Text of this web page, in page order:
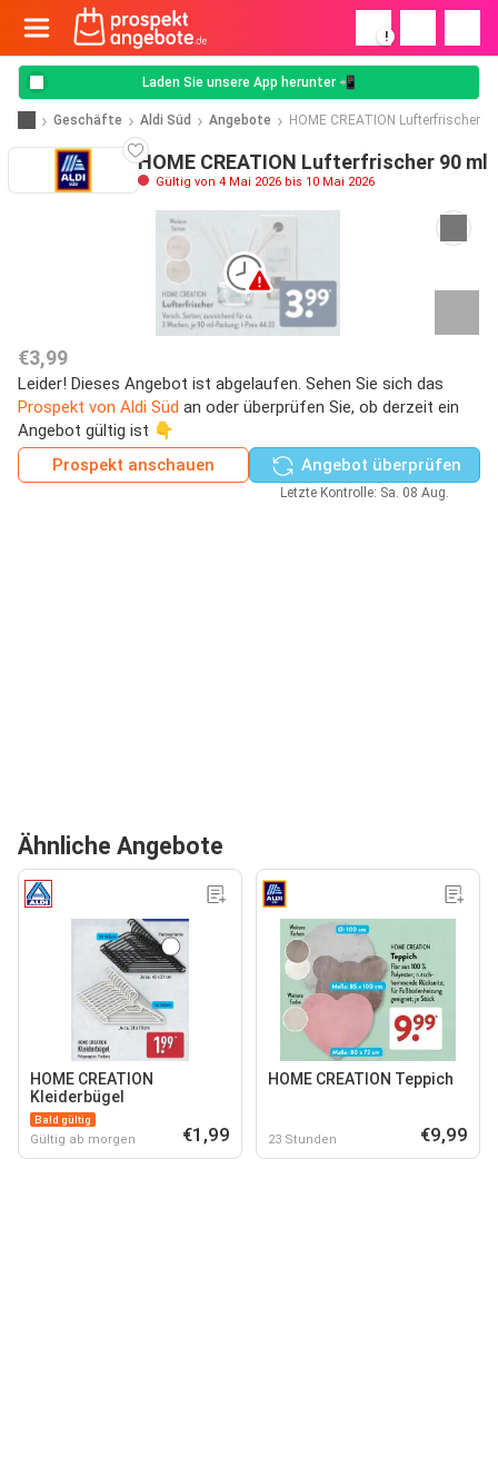
!
Laden Sie unsere App herunter 📲
Geschäfte Aldi Süd Angebote HOME CREATION Lufterfrischer
HOME CREATION Lufterfrischer 90 ml
Gültig von 4 Mai 2026 bis 10 Mai 2026
€3,99
Leider! Dieses Angebot ist abgelaufen. Sehen Sie sich das
Prospekt von Aldi Süd an oder überprüfen Sie, ob derzeit ein
Angebot gültig ist 👇
Prospekt anschauen
Angebot überprüfen
Letzte Kontrolle: Sa. 08 Aug.
Ähnliche Angebote
HOME CREATION
Kleiderbügel
Bald gültig
Gültig ab morgen €1,99
HOME CREATION Teppich
23 Stunden €9,99